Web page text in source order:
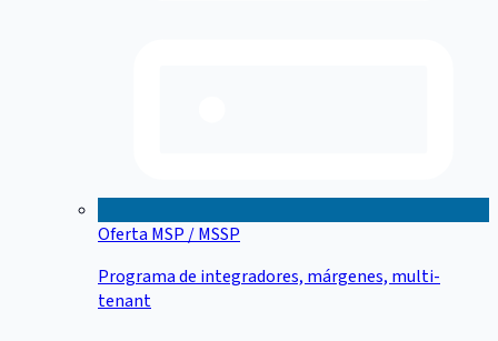
Oferta MSP / MSSP
Programa de integradores, márgenes, multi-
tenant